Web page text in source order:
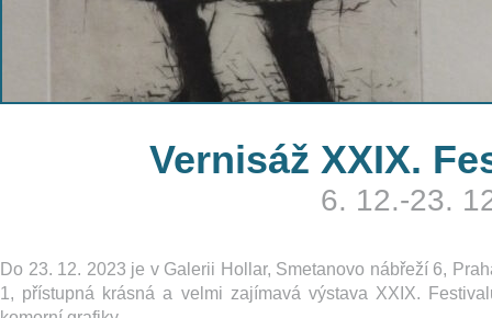
Vernisáž XXIX.
6. 12.-23.
Do 23. 12. 2023 je v Galerii Hollar, Smetanovo nábřeží 6,
1, přístupná krásná a velmi zajímavá výstava XXIX.